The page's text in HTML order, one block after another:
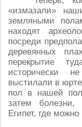
«измазали»
земляными
находят
посреди
деревянных
перекрытие
исторически
выстилали в
пол в нашей
затем
Египет, где